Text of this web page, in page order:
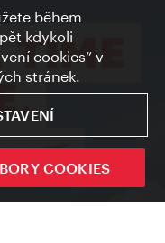
během
kdykoli
cookies” v
stránek.
COOKIES